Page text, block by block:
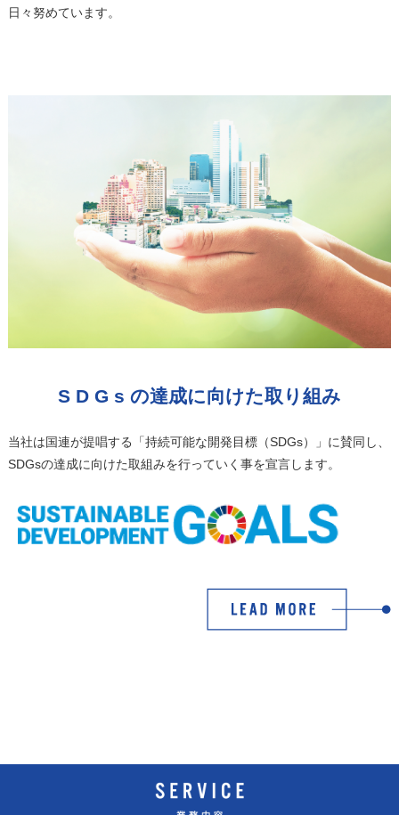
日々努めています。
S D G s の達成に向けた取り組み
当社は国連が提唱する「持続可能な開発目標（SDGs）」に賛同し、
SDGsの達成に向けた取組みを行っていく事を宣言します。